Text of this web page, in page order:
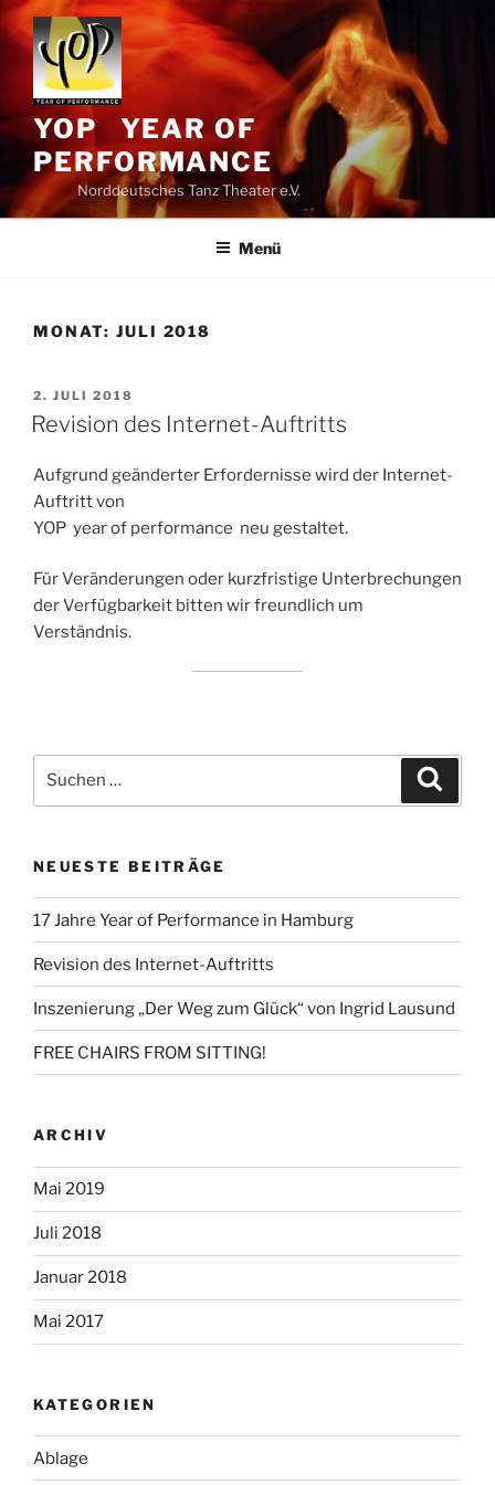
Zum
Inhalt
springen
YOP YEAR OF
PERFORMANCE
Norddeutsches Tanz Theater e.V.
Menü
MONAT: JULI 2018
VERÖFFENTLICHT
AM
2. JULI 2018
Revision des Internet-Auftritts
Aufgrund geänderter Erfordernisse wird der Internet-
Auftritt von
YOP year of performance neu gestaltet.
Für Veränderungen oder kurzfristige Unterbrechungen
der Verfügbarkeit bitten wir freundlich um
Verständnis.
nach:
NEUESTE BEITRÄGE
17 Jahre Year of Performance in Hamburg
Revision des Internet-Auftritts
Inszenierung „Der Weg zum Glück“ von Ingrid Lausund
FREE CHAIRS FROM SITTING!
ARCHIV
Mai 2019
Juli 2018
Januar 2018
Mai 2017
KATEGORIEN
Ablage